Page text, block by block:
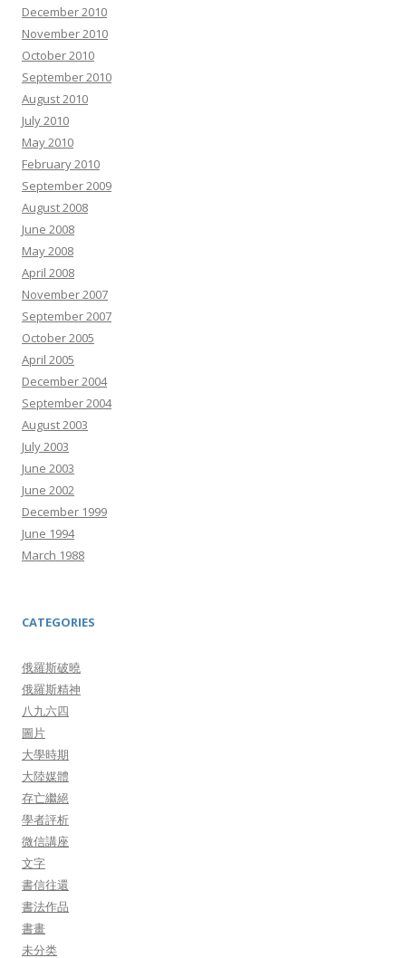
December 2010
November 2010
October 2010
September 2010
August 2010
July 2010
May 2010
February 2010
September 2009
August 2008
June 2008
May 2008
April 2008
November 2007
September 2007
October 2005
April 2005
December 2004
September 2004
August 2003
July 2003
June 2003
June 2002
December 1999
June 1994
March 1988
CATEGORIES
俄羅斯破曉
俄羅斯精神
八九六四
圖片
大學時期
大陸媒體
存亡繼絕
學者評析
微信講座
文字
書信往還
書法作品
書畫
未分类